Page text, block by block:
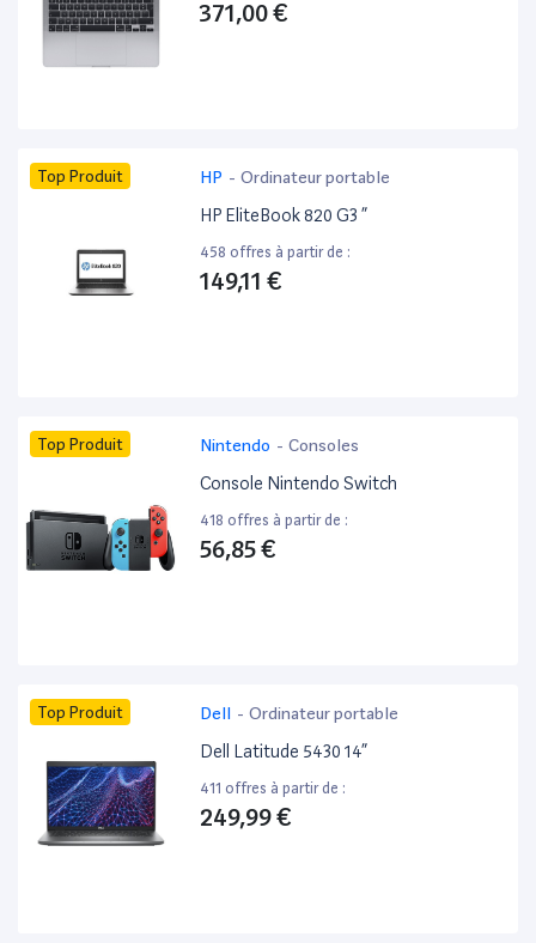
371,00 €
Top Produit HP - Ordinateur portable
HP EliteBook 820 G3 ”
458 offres à partir de :
149,11 €
Top Produit Nintendo - Consoles
Console Nintendo Switch
418 offres à partir de :
56,85 €
Top Produit Dell - Ordinateur portable
Dell Latitude 5430 14”
411 offres à partir de :
249,99 €